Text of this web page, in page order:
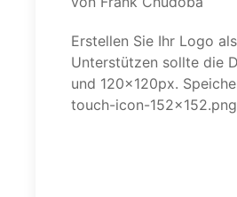
Erstellen Sie Ihr Logo
Unterstützen sollte die
und 120x120px.
touch-icon-152x152.png beziehungsweise apple-touch-icon-
120x120.png und laden sie
ihrer Webseite.